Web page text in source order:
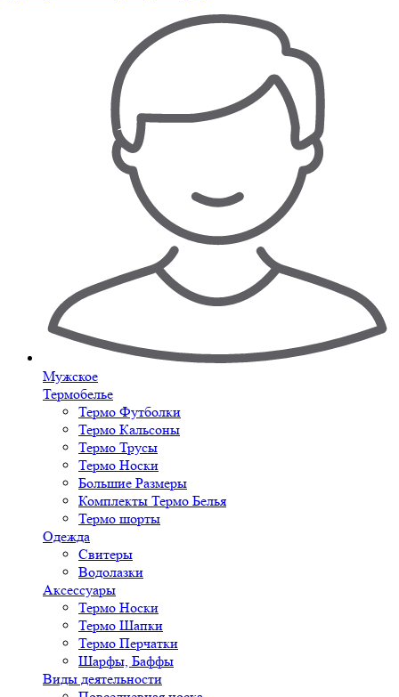
Мужское
Термобелье
Термо Футболки
Термо Кальсоны
Термо Трусы
Термо Носки
Большие Размеры
Комплекты Термо Белья
Термо шорты
Одежда
Свитеры
Водолазки
Аксессуары
Термо Носки
Термо Шапки
Термо Перчатки
Шарфы, Баффы
Виды деятельности